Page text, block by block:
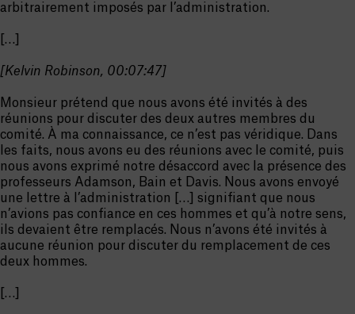
arbitrairement imposés par l’administration.
[…]
[Kelvin Robinson, 00:07:47]
Monsieur prétend que nous avons été invités à des
réunions pour discuter des deux autres membres du
comité. À ma connaissance, ce n’est pas véridique. Dans
les faits, nous avons eu des réunions avec le comité, puis
nous avons exprimé notre désaccord avec la présence des
professeurs Adamson, Bain et Davis. Nous avons envoyé
une lettre à l’administration […] signifiant que nous
n’avions pas confiance en ces hommes et qu’à notre sens,
ils devaient être remplacés. Nous n’avons été invités à
aucune réunion pour discuter du remplacement de ces
deux hommes.
[…]